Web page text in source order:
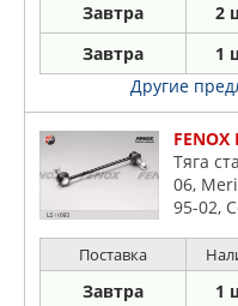
Завтра 2
Завтра 1
Другие
FENOX
Тяга
06,
95-02,
Поставка
Завтра 1